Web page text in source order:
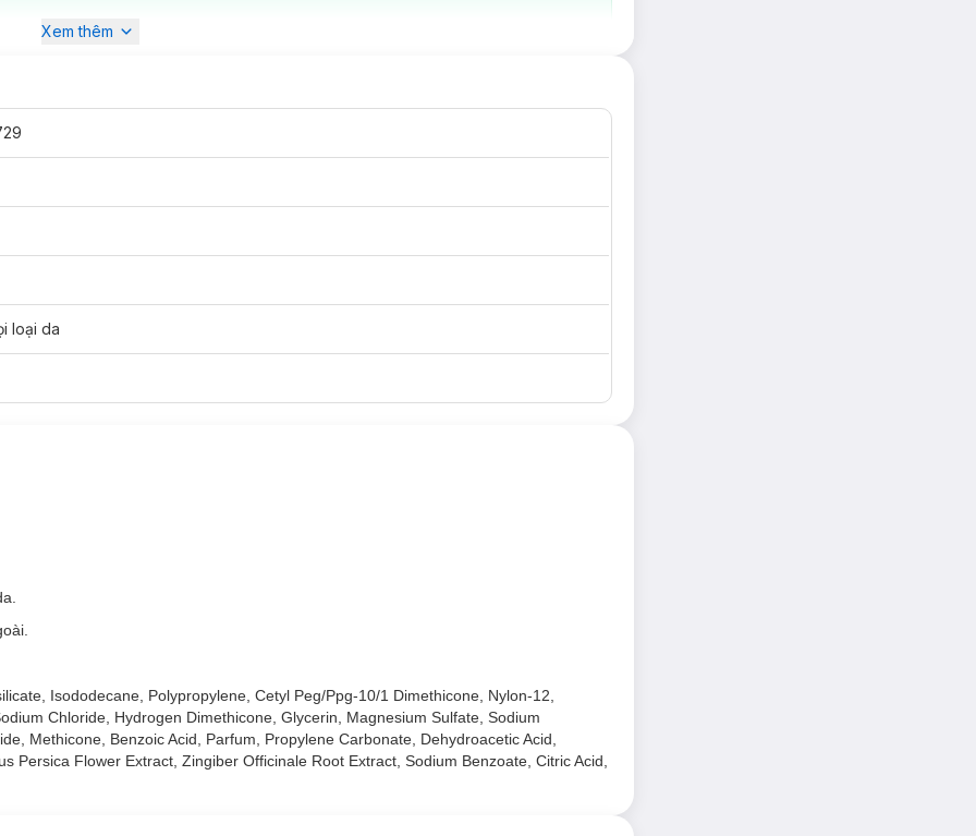
vẫn nhẹ nhàng trên da.
khuyết điểm, cải tiến với lớp nền mờ.
cao mà không mang lại hiệu ứng giống như mặt nạ.
Xem thêm
loại da
Isododecane, Polypropylene, Cetyl Peg/Ppg-10/1 Dimethicone, Nylon-12,
Chloride, Hydrogen Dimethicone, Glycerin, Magnesium Sulfate, Sodium
Methicone, Benzoic Acid, Parfum, Propylene Carbonate, Dehydroacetic Acid,
Persica Flower Extract, Zingiber Officinale Root Extract, Sodium Benzoate, Citric Acid,